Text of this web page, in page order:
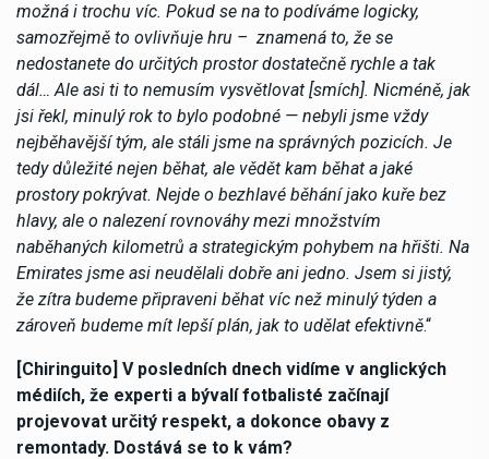
možná i trochu víc. Pokud se na to podíváme logicky,
samozřejmě to ovlivňuje hru – znamená to, že se
nedostanete do určitých prostor dostatečně rychle a tak
dál… Ale asi ti to nemusím vysvětlovat [smích]. Nicméně, jak
jsi řekl, minulý rok to bylo podobné — nebyli jsme vždy
nejběhavější tým, ale stáli jsme na správných pozicích. Je
tedy důležité nejen běhat, ale vědět kam běhat a jaké
prostory pokrývat. Nejde o bezhlavé běhání jako kuře bez
hlavy, ale o nalezení rovnováhy mezi množstvím
naběhaných kilometrů a strategickým pohybem na hřišti. Na
Emirates jsme asi neudělali dobře ani jedno. Jsem si jistý,
že zítra budeme připraveni běhat víc než minulý týden a
zároveň budeme mít lepší plán, jak to udělat efektivně.“
[Chiringuito] V posledních dnech vidíme v anglických
médiích, že experti a bývalí fotbalisté začínají
projevovat určitý respekt, a dokonce obavy z
remontady. Dostává se to k vám?